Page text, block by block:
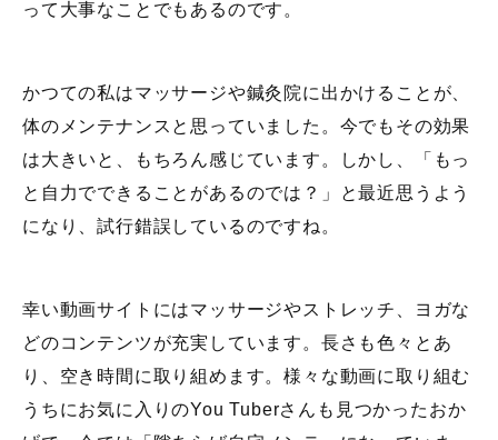
って大事なことでもあるのです。
かつての私はマッサージや鍼灸院に出かけることが、
体のメンテナンスと思っていました。今でもその効果
は大きいと、もちろん感じています。しかし、「もっ
と自力でできることがあるのでは？」と最近思うよう
になり、試行錯誤しているのですね。
幸い動画サイトにはマッサージやストレッチ、ヨガな
どのコンテンツが充実しています。長さも色々とあ
り、空き時間に取り組めます。様々な動画に取り組む
うちにお気に入りのYou Tuberさんも見つかったおか